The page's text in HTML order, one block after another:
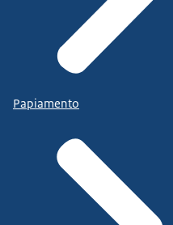
Papiamento